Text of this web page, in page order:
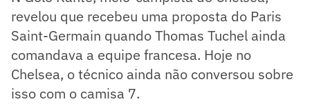
revelou que recebeu uma proposta do Paris
Saint-Germain quando Thomas Tuchel ainda
comandava a equipe francesa. Hoje no
Chelsea, o técnico ainda não conversou sobre
isso com o camisa 7.